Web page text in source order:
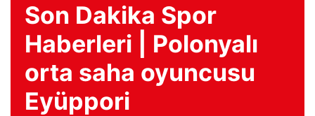
Son Dakika Spor
Haberleri | Polonyalı
orta saha oyuncusu
Eyüppori